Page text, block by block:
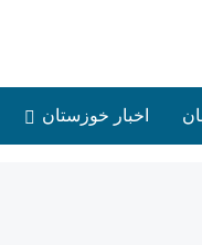
اخبار خوزستان